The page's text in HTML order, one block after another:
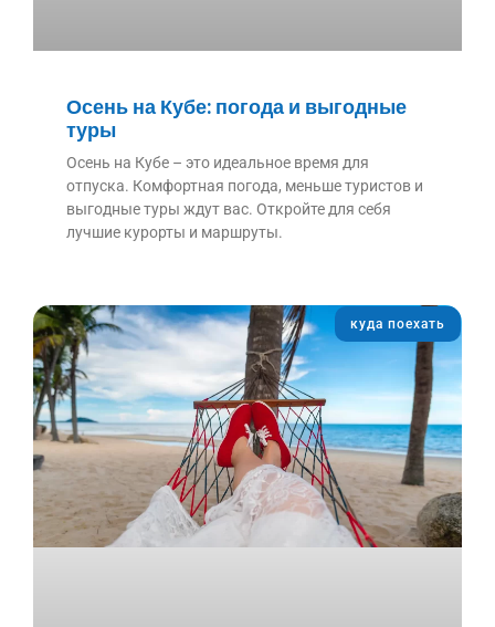
Осень на Кубе: погода и выгодные
туры
Осень на Кубе – это идеальное время для
отпуска. Комфортная погода, меньше туристов и
выгодные туры ждут вас. Откройте для себя
лучшие курорты и маршруты.
куда поехать